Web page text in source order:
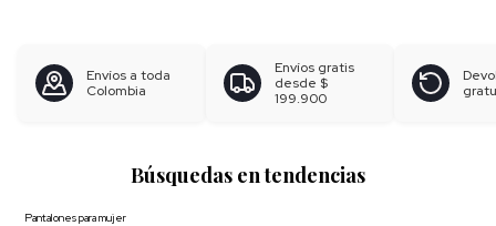
Envíos a toda
Colombia
Envíos gratis
desde $
199.900
Búsquedas en tendencias
Pantalones para mujer